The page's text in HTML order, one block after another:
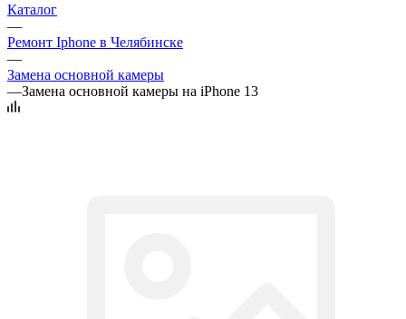
Каталог
—
Ремонт Iphone в Челябинске
—
Замена основной камеры
—Замена основной камеры на iPhone 13